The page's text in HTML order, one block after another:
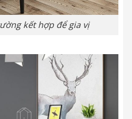
kết hợp để gia vị